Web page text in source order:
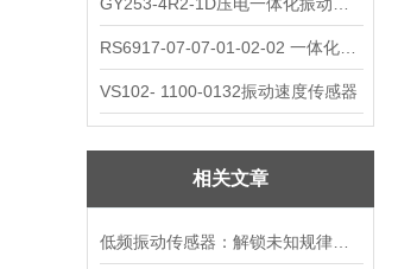
VS102- 1100-0132振动速度传感器
相关文章